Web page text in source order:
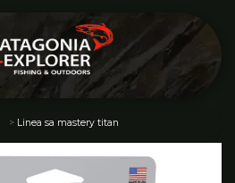
Linea sa mastery titan